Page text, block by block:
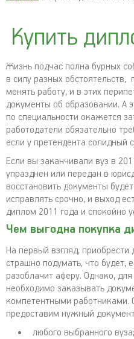
Купить
Жизнь подчас полна бурных
в силу разных
менять работу, и в этих
документы об образовании. А
по специальности окажется
работодатели обязательно
если у претендента солидный
Если вы заканчивали вуз в
упразднен или передан в
восстановить документы
исправлять срочно, и выход
диплом 2011 года и спокойно
Чем выгодна покупка
На первый взгляд,
страшно подумать, что будет,
разоблачит аферу. Однако,
необходимо заказывать
компетентными
предоставим нужный
любого выбранного вуза;